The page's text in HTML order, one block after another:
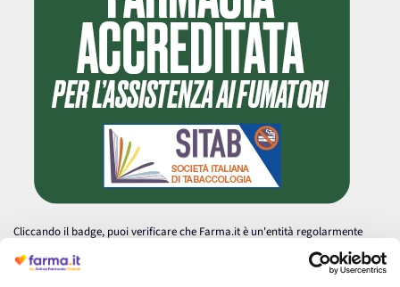
Cliccando il badge, puoi verificare che Farma.it è un'entità regolarmente
autorizzata dal Ministero della Salute a effettuare la vendita online di
medicinali.